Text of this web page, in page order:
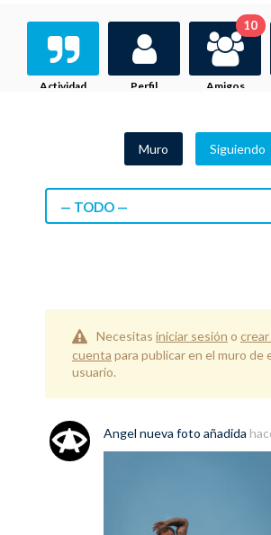
Actividad Perfil Amigos
10
Muro Siguiendo
— TODO —
Necesitas iniciar sesión o crear
cuenta para publicar en el muro de
usuario.
Angel nueva foto añadida